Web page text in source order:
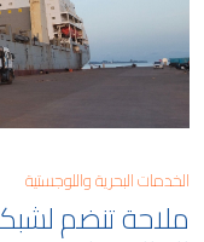
الغاز
الخدمات البحرية واللوجستية
ملاحة تنضم